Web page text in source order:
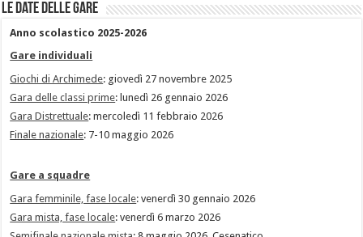
Le date delle gare
Anno scolastico 2025-2026
Gare individuali
Giochi di Archimede: giovedì 27 novembre 2025
Gara delle classi prime: lunedì 26 gennaio 2026
Gara Distrettuale: mercoledì 11 febbraio 2026
Finale nazionale: 7-10 maggio 2026
Gare a squadre
Gara femminile, fase locale: venerdì 30 gennaio 2026
Gara mista, fase locale: venerdì 6 marzo 2026